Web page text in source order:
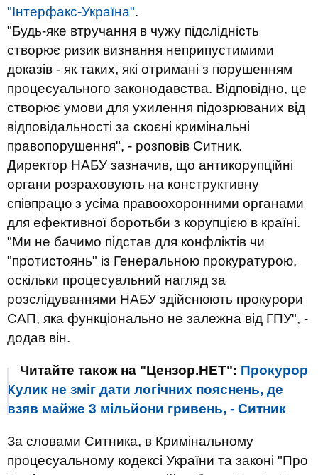
"Інтерфакс-Україна".
"Будь-яке втручання в чужу підслідність
створює ризик визнання неприпустимими
доказів - як таких, які отримані з порушенням
процесуального законодавства. Відповідно, це
створює умови для ухилення підозрюваних від
відповідальності за скоєні кримінальні
правопорушення", - розповів Ситник.
Директор НАБУ зазначив, що антикорупційні
органи розраховують на конструктивну
співпрацю з усіма правоохоронними органами
для ефективної боротьби з корупцією в країні.
"Ми не бачимо підстав для конфліктів чи
"протистоянь" із Генеральною прокуратурою,
оскільки процесуальний нагляд за
розслідуваннями НАБУ здійснюють прокурори
САП, яка функціонально не залежна від ГПУ", -
додав він.
Читайте також на "Цензор.НЕТ": Прокурор
Кулик не зміг дати логічних пояснень, де
взяв майже 3 мільйони гривень, - Ситник
За словами Ситника, в Кримінальному
процесуальному кодексі України та законі "Про